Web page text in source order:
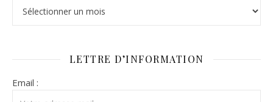
LETTRE D’INFORMATION
Email :